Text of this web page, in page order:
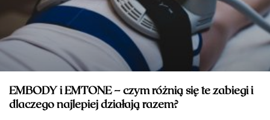
EMBODY i EMTONE – czym różnią się te zabiegi i
dlaczego najlepiej działają razem?